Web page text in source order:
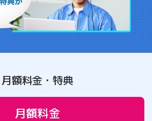
月額料金・特典
月額料金